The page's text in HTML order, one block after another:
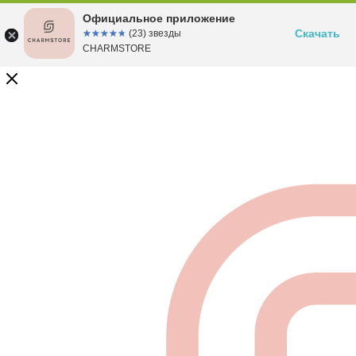
Официальное приложение
☆☆☆☆☆
★★★★★ (23) звезды
CHARMSTORE
Скачать